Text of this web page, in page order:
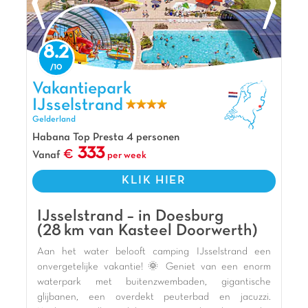
een nieuw avontuur! Klantbeoordeling: 8.6/10.
De mening van Jasmijn
De ligging van Zeumersehof is ideaal: je bent
zo op de prachtige Veluwe. Er is een heel mooi
waterpark met meerdere zwembaden waarvan
twee overdekt en een super leuke
waterspeeltuin voor de kleintjes. De kinderen
zullen zich ook uren vermaken in het Carabouille
speelkasteel en op de vele springkussens!
Pluspunten
Op 4 km het centrum van Voorthuizen
Animatie tijdens aangegeven periodes inbegrepen
Aan de rand van de Veluwe
Vakantiepark IJsselstrand, Vakantiepark Gelderland
8.2
Vakantiepark
IJsselstrand
Gelderland
Habana Top Presta 4 personen
Vanaf
333 per week
KLIK HIER
IJsselstrand – in Doesburg
(28 km van Kasteel Doorwerth)
Aan het water belooft camping IJsselstrand een
onvergetelijke vakantie! 🌞 Geniet van een enorm
waterpark met buitenzwembaden, gigantische
glijbanen, een overdekt peuterbad en jacuzzi.